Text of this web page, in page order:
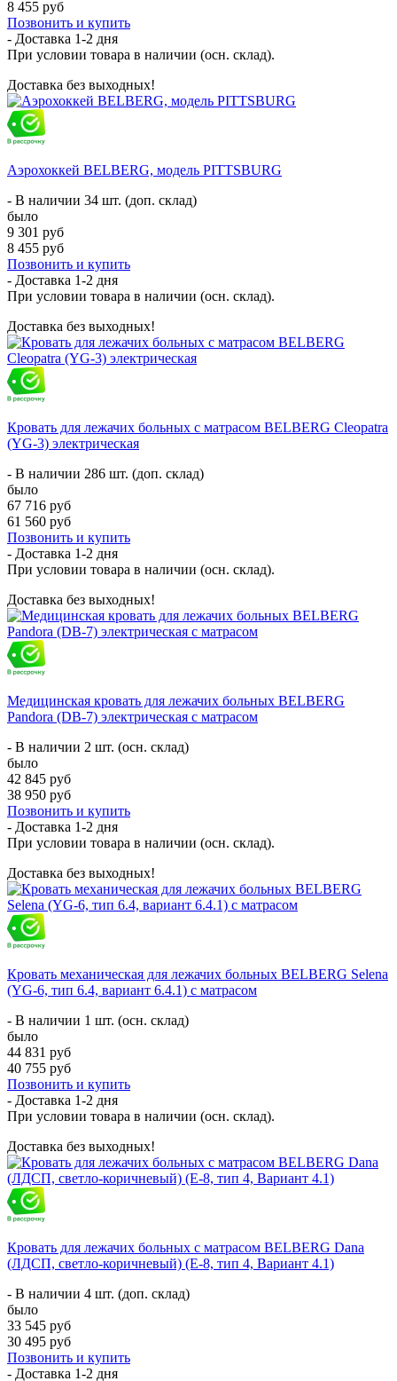
8 455 руб
Позвонить и купить
- Доставка 1-2 дня
При условии товара в наличии (осн. склад).
Доставка без выходных!
Аэрохоккей BELBERG, модель PITTSBURG
- В наличии 34 шт. (доп. склад)
было
9 301 руб
8 455 руб
Позвонить и купить
- Доставка 1-2 дня
При условии товара в наличии (осн. склад).
Доставка без выходных!
Кровать для лежачих больных с матрасом BELBERG Cleopatra
(YG-3) электрическая
- В наличии 286 шт. (доп. склад)
было
67 716 руб
61 560 руб
Позвонить и купить
- Доставка 1-2 дня
При условии товара в наличии (осн. склад).
Доставка без выходных!
Медицинская кровать для лежачих больных BELBERG
Pandora (DB-7) электрическая с матрасом
- В наличии 2 шт. (осн. склад)
было
42 845 руб
38 950 руб
Позвонить и купить
- Доставка 1-2 дня
При условии товара в наличии (осн. склад).
Доставка без выходных!
Кровать механическая для лежачих больных BELBERG Selena
(YG-6, тип 6.4, вариант 6.4.1) с матрасом
- В наличии 1 шт. (осн. склад)
было
44 831 руб
40 755 руб
Позвонить и купить
- Доставка 1-2 дня
При условии товара в наличии (осн. склад).
Доставка без выходных!
Кровать для лежачих больных с матрасом BELBERG Dana
(ЛДСП, светло-коричневый) (Е-8, тип 4, Вариант 4.1)
- В наличии 4 шт. (доп. склад)
было
33 545 руб
30 495 руб
Позвонить и купить
- Доставка 1-2 дня